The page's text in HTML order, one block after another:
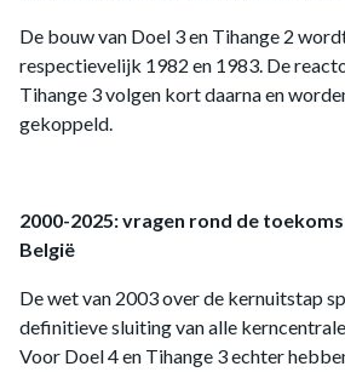
De bouw van Doel 3 en Tihange 2
respectievelijk 1982 en 1983. De
Tihange 3 volgen kort daarna en
gekoppeld.
2000-2025: vragen rond de
België
De wet van 2003 over de kernuitstap
definitieve sluiting van alle
Voor Doel 4 en Tihange 3 echter